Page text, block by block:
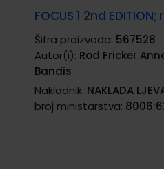
FOCUS 1 2nd
Šifra proizvoda: 567528
Autor(i): Rod Fricker
Bandis
Nakladnik: NAKLADA
broj ministarstva: